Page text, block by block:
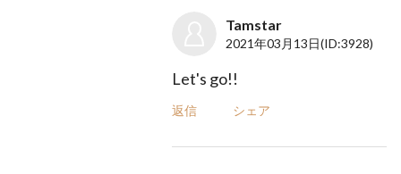
Tamstar
2021年03月13日(ID:3928)
Let's go!!
返信 シェア